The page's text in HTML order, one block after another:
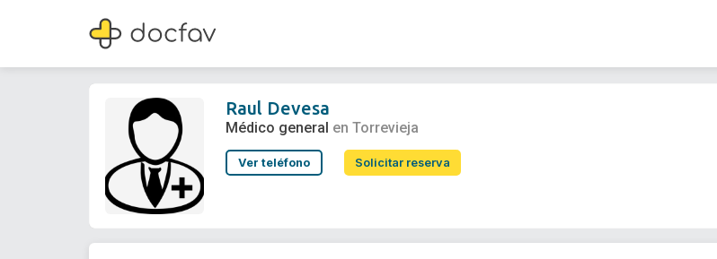
Raul Devesa
Médico general
Raul Devesa
Médico general en Torrevieja
Ver teléfono Solicitar reserva